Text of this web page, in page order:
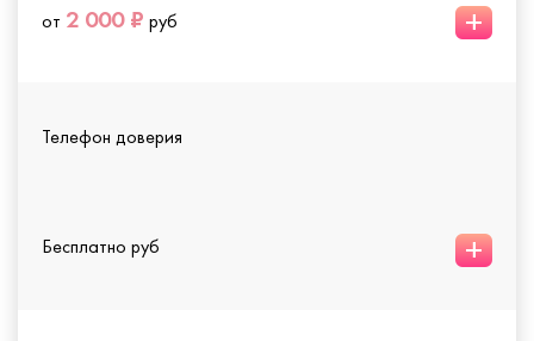
от 2 000 ₽ руб +
Телефон доверия
Бесплатно руб +